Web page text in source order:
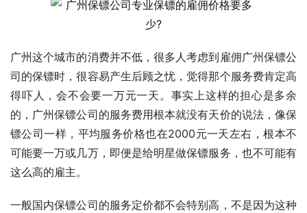
广州这个城市的消费并不低，很多人考虑到雇佣广州保镖公
司的保镖时，很容易产生后顾之忧，觉得那个服务费肯定高
得吓人，会不会要一万元一天。事实上这样的担心是多余
的，广州保镖公司的服务费用根本就没有天价的说法，像保
镖公司一样，平均服务价格也在2000元一天左右，根本不
可能要一万或几万，即便是给明星做保镖服务，也不可能有
这么高的雇主。
一般国内保镖公司的服务定价都不会特别高，不是因为这种